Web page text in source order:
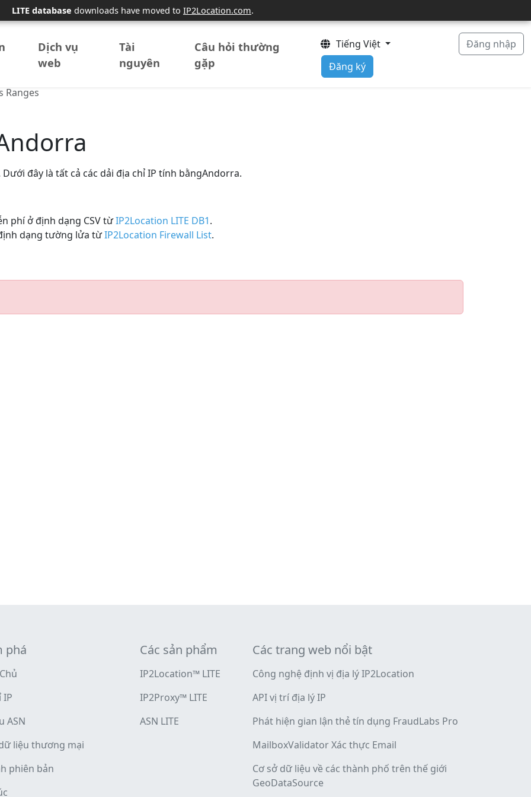
LITE database downloads have moved to IP2Location.com.
Dịch vụ
web
Tài
nguyên
Câu hỏi thường
gặp
Tiếng Việt
Đăng nhập
Đăng ký
Ranges
đây là tất cả các dải địa chỉ IP tính bằngAndorra.
phí ở định dạng CSV từIP2Location LITE DB1.
dạng tường lửa từIP2Location Firewall List.
phá
IP
ASN
liệu thương mại
phiên bản
Các sản phẩm
IP2Location™ LITE
IP2Proxy™ LITE
ASN LITE
Các trang web nổi bật
Công nghệ định vị địa lý IP2Location
API vị trí địa lý IP
Phát hiện gian lận thẻ tín dụng FraudLabs Pro
MailboxValidator Xác thực Email
Cơ sở dữ liệu về các thành phố trên thế giới
GeoDataSource